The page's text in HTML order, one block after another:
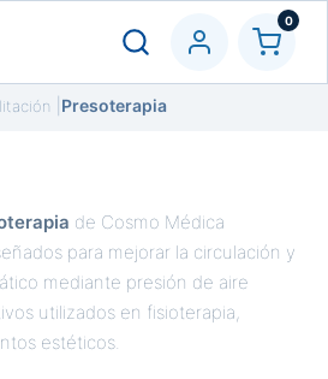
0
Presoterapia
de Cosmo Médica
para mejorar la circulación y
mediante presión de aire
utilizados en fisioterapia,
estéticos.